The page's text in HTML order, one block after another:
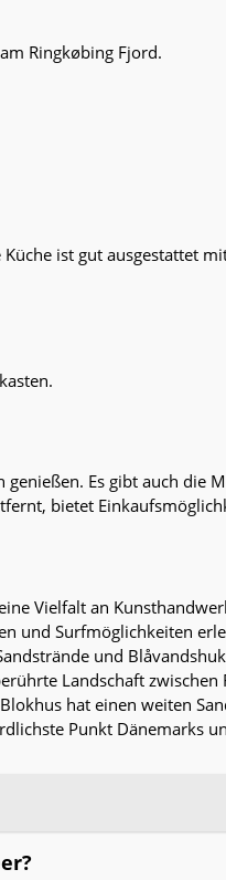
Ringkøbing Fjord.
ist gut ausgestattet
Es gibt auch die
bietet
Vielfalt an
und Surfmöglichkeiten
und
Landschaft
hat einen weiten
Punkt Dänemarks